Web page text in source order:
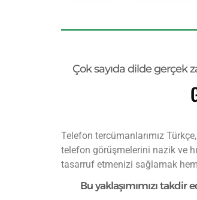
Çok sayıda dilde gerçek
Telefon tercümanlarımız
telefon görüşmelerini nazik ve
tasarruf etmenizi sağlamak
Bu yaklaşımımızı takdir